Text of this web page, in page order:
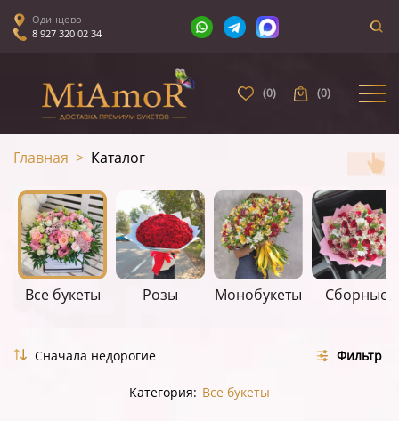
Одинцово
8 927 320 02 34
(0) (0)
Главная > Каталог
Все букеты Розы Монобукеты Сборные
Категория: Все букеты
Фильтр